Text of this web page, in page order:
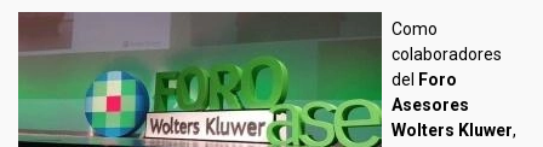
Como
colaboradores
del
Foro
Asesores
Wolters Kluwer,